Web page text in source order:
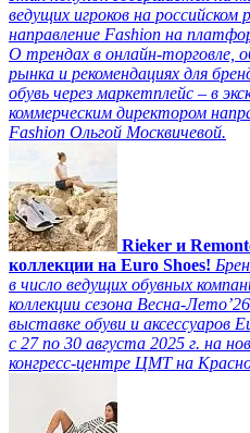
ведущих игроков на
направление Fashion на
О трендах в онлайн-торговле,
рынка и рекомендациях для
обувь через маркетплейс – в
коммерческим директором
Fashion Ольгой Москвичевой.
Rieker и
коллекции на Euro Shoes!
в число ведущих обувных
коллекции сезона Весна-
выставке обуви и аксессуаров
c 27 по 30 августа 2025 г. на
конгресс-центре ЦМТ на